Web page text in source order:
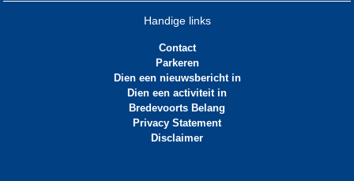
Handige links
Contact
Parkeren
Dien een nieuwsbericht in
Dien een activiteit in
Bredevoorts Belang
Privacy Statement
Disclaimer